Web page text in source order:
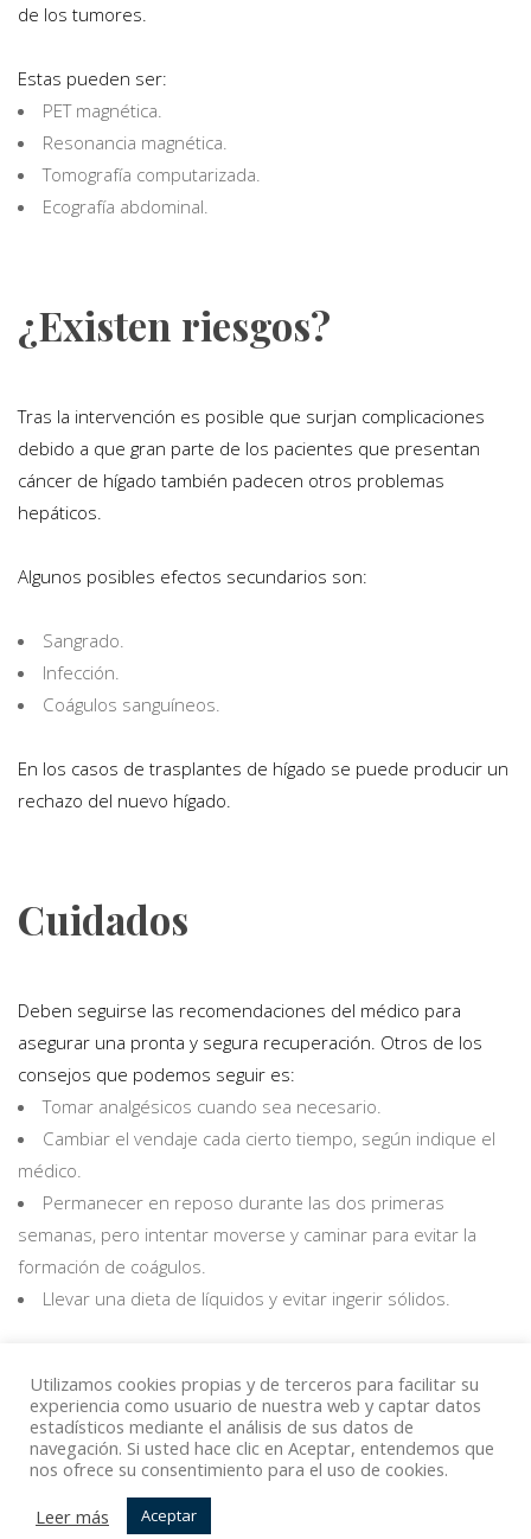
de los tumores.
Estas pueden ser:
PET magnética.
Resonancia magnética.
Tomografía computarizada.
Ecografía abdominal.
¿Existen riesgos?
Tras la intervención es posible que surjan complicaciones
debido a que gran parte de los pacientes que presentan
cáncer de hígado también padecen otros problemas
hepáticos.
Algunos posibles efectos secundarios son:
Sangrado.
Infección.
Coágulos sanguíneos.
En los casos de trasplantes de hígado se puede producir un
rechazo del nuevo hígado.
Cuidados
Deben seguirse las recomendaciones del médico para
asegurar una pronta y segura recuperación. Otros de los
consejos que podemos seguir es:
Tomar analgésicos cuando sea necesario.
Cambiar el vendaje cada cierto tiempo, según indique el
médico.
Permanecer en reposo durante las dos primeras
semanas, pero intentar moverse y caminar para evitar la
formación de coágulos.
Llevar una dieta de líquidos y evitar ingerir sólidos.
Volver
© Copyright Top Doctors 2020. All Right Reserved. Designed
Utilizamos cookies propias y de terceros para facilitar su
experiencia como usuario de nuestra web y captar datos
estadísticos mediante el análisis de sus datos de
navegación. Si usted hace clic en Aceptar, entendemos que
nos ofrece su consentimiento para el uso de cookies.
Leer más
Aceptar